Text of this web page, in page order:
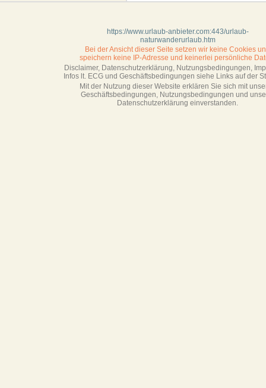
https://www.urlaub-anbieter.com:443/urlaub-
naturwanderurlaub.htm
Bei der Ansicht dieser Seite setzen wir keine Cookies
speichern keine IP-Adresse und keinerlei persönliche
Disclaimer, Datenschutzerklärung, Nutzungsbedingungen,
Infos lt. ECG und Geschäftsbedingungen siehe Links auf der
Mit der Nutzung dieser Website erklären Sie sich mit
Geschäftsbedin­gungen, Nutzungsbedingungen und
Datenschutzerklärung einverstanden.